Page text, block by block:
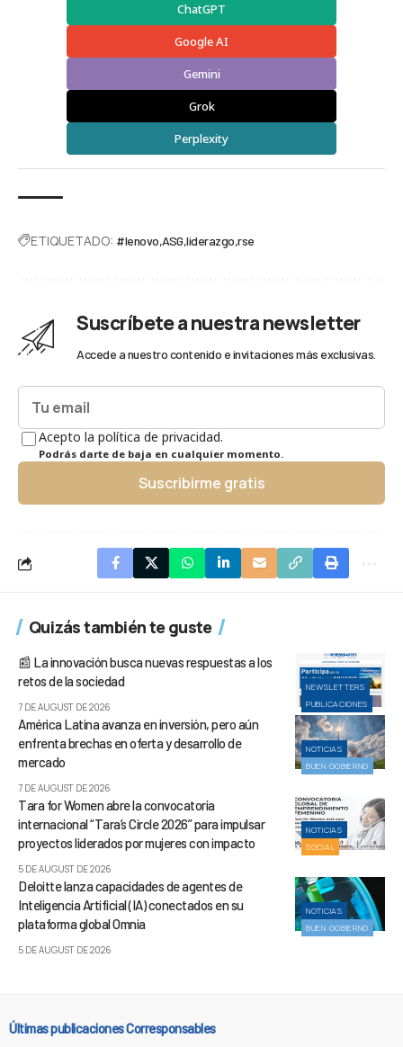
ChatGPT
Google AI
Gemini
Grok
Perplexity
ETIQUETADO: #lenovo ASG liderazgo rse
Suscríbete a nuestra newsletter
Accede a nuestro contenido e invitaciones más exclusivas.
Acepto la política de privacidad.
Podrás darte de baja en cualquier momento.
Suscribirme gratis
Quizás también te guste
NEWSLETTERS
PUBLICACIONES
📰 La innovación busca nuevas respuestas a los
retos de la sociedad
7 DE AUGUST DE 2026
NOTICIAS
BUEN GOBIERNO
América Latina avanza en inversión, pero aún
enfrenta brechas en oferta y desarrollo de
mercado
7 DE AUGUST DE 2026
NOTICIAS
SOCIAL
Tara for Women abre la convocatoria
internacional “Tara’s Circle 2026” para impulsar
proyectos liderados por mujeres con impacto
5 DE AUGUST DE 2026
NOTICIAS
BUEN GOBIERNO
Deloitte lanza capacidades de agentes de
Inteligencia Artificial (IA) conectados en su
plataforma global Omnia
5 DE AUGUST DE 2026
Últimas publicaciones Corresponsables